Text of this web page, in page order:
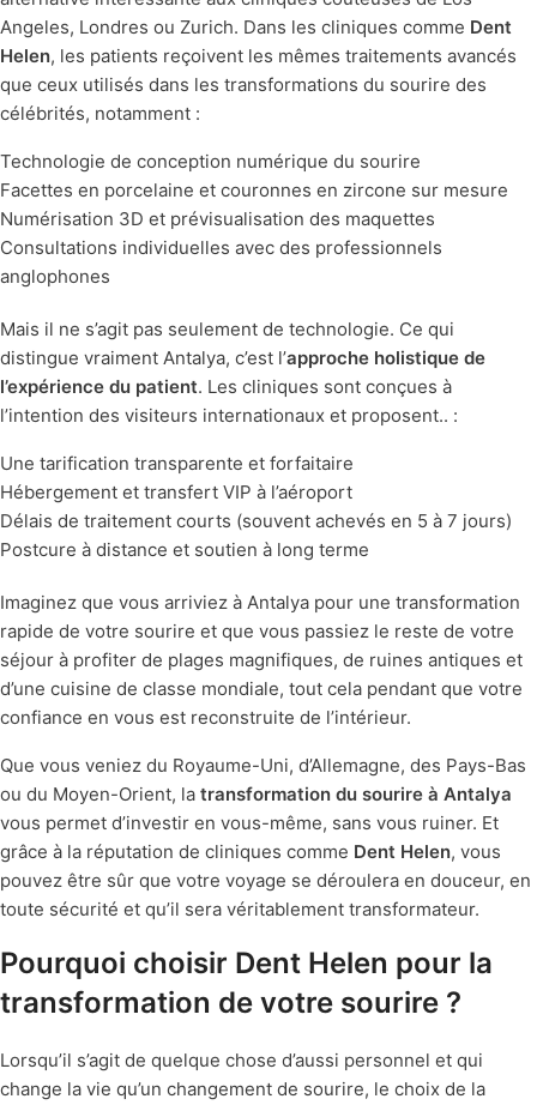
Angeles, Londres ou Zurich. Dans les cliniques comme Dent
Helen, les patients reçoivent les mêmes traitements avancés
que ceux utilisés dans les transformations du sourire des
célébrités, notamment :
Technologie de conception numérique du sourire
Facettes en porcelaine et couronnes en zircone sur mesure
Numérisation 3D et prévisualisation des maquettes
Consultations individuelles avec des professionnels
anglophones
Mais il ne s’agit pas seulement de technologie. Ce qui
distingue vraiment Antalya, c’est l’approche holistique de
l’expérience du patient. Les cliniques sont conçues à
l’intention des visiteurs internationaux et proposent.. :
Une tarification transparente et forfaitaire
Hébergement et transfert VIP à l’aéroport
Délais de traitement courts (souvent achevés en 5 à 7 jours)
Postcure à distance et soutien à long terme
Imaginez que vous arriviez à Antalya pour une transformation
rapide de votre sourire et que vous passiez le reste de votre
séjour à profiter de plages magnifiques, de ruines antiques et
d’une cuisine de classe mondiale, tout cela pendant que votre
confiance en vous est reconstruite de l’intérieur.
Que vous veniez du Royaume-Uni, d’Allemagne, des Pays-Bas
ou du Moyen-Orient, la transformation du sourire à Antalya
vous permet d’investir en vous-même, sans vous ruiner. Et
grâce à la réputation de cliniques comme Dent Helen, vous
pouvez être sûr que votre voyage se déroulera en douceur, en
toute sécurité et qu’il sera véritablement transformateur.
Pourquoi choisir Dent Helen pour la
transformation de votre sourire ?
Lorsqu’il s’agit de quelque chose d’aussi personnel et qui
change la vie qu’un changement de sourire, le choix de la